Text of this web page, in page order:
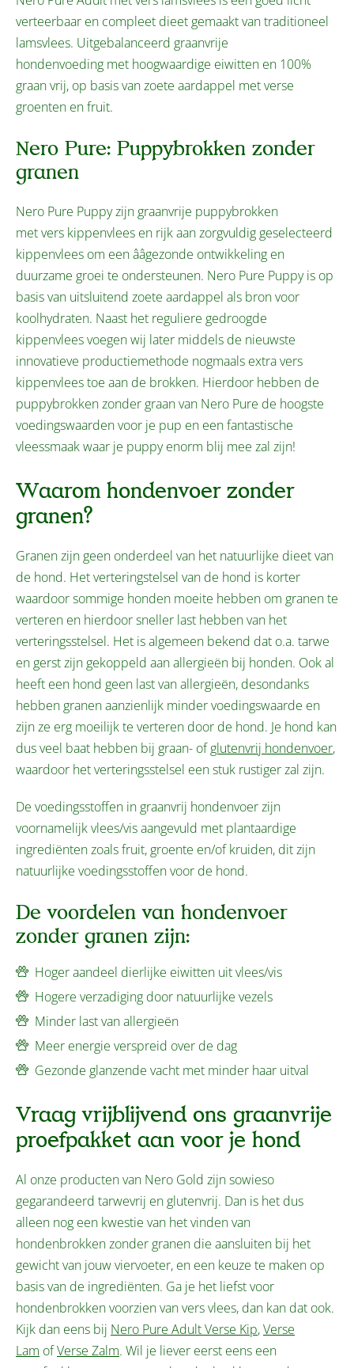
verteerbaar en compleet dieet gemaakt van traditioneel
lamsvlees. Uitgebalanceerd graanvrije
hondenvoeding met hoogwaardige eiwitten en 100%
graan vrij, op basis van zoete aardappel met verse
groenten en fruit.
Nero Pure: Puppybrokken zonder
granen
Nero Pure Puppy zijn graanvrije puppybrokken
met vers kippenvlees en rijk aan zorgvuldig geselecteerd
kippenvlees om een ââgezonde ontwikkeling en
duurzame groei te ondersteunen. Nero Pure Puppy is op
basis van uitsluitend zoete aardappel als bron voor
koolhydraten. Naast het reguliere gedroogde
kippenvlees voegen wij later middels de nieuwste
innovatieve productiemethode nogmaals extra vers
kippenvlees toe aan de brokken. Hierdoor hebben de
puppybrokken zonder graan van Nero Pure de hoogste
voedingswaarden voor je pup en een fantastische
vleessmaak waar je puppy enorm blij mee zal zijn!
Waarom hondenvoer zonder
granen?
Granen zijn geen onderdeel van het natuurlijke dieet van
de hond. Het verteringstelsel van de hond is korter
waardoor sommige honden moeite hebben om granen te
verteren en hierdoor sneller last hebben van het
verteringsstelsel. Het is algemeen bekend dat o.a. tarwe
en gerst zijn gekoppeld aan allergieën bij honden. Ook al
heeft een hond geen last van allergieën, desondanks
hebben granen aanzienlijk minder voedingswaarde en
zijn ze erg moeilijk te verteren door de hond. Je hond kan
dus veel baat hebben bij graan- ofglutenvrij hondenvoer,
waardoor het verteringsstelsel een stuk rustiger zal zijn.
De voedingsstoffen in graanvrij hondenvoer zijn
voornamelijk vlees/vis aangevuld met plantaardige
ingrediënten zoals fruit, groente en/of kruiden, dit zijn
natuurlijke voedingsstoffen voor de hond.
De voordelen van hondenvoer
zonder granen zijn:
Hoger aandeel dierlijke eiwitten uit vlees/vis
Hogere verzadiging door natuurlijke vezels
Minder last van allergieën
Meer energie verspreid over de dag
Gezonde glanzende vacht met minder haar uitval
Vraag vrijblijvend ons graanvrije
proefpakket aan voor je hond
Al onze producten van Nero Gold zijn sowieso
gegarandeerd tarwevrij en glutenvrij. Dan is het dus
alleen nog een kwestie van het vinden van
hondenbrokken zonder granen die aansluiten bij het
gewicht van jouw viervoeter, en een keuze te maken op
basis van de ingrediënten. Ga je het liefst voor
hondenbrokken voorzien van vers vlees, dan kan dat ook.
Kijk dan eens bij Nero Pure Adult Verse Kip,Verse
Lam ofVerse Zalm. Wil je liever eerst eens een